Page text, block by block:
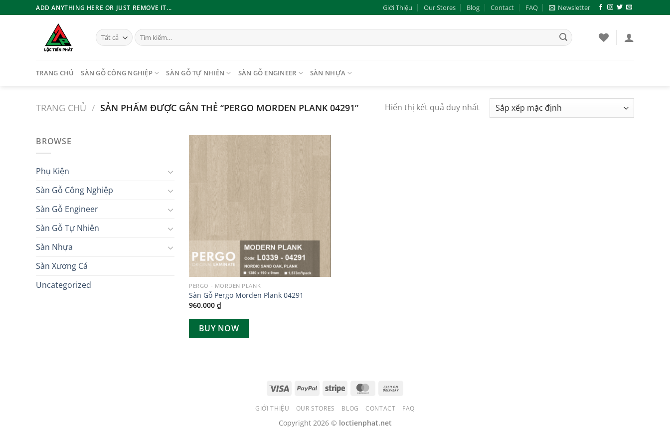
qua
ADD ANYTHING HERE OR JUST REMOVE IT... Giới Thiệu Our Stores Blog Contact FAQ Newsletter
Tìm
kiếm:
TRANG CHỦ SÀN GỖ CÔNG NGHIỆP SÀN GỖ TỰ NHIÊN SÀN GỖ ENGINEER SÀN NHỰA
TRANG CHỦ / SẢN PHẨM ĐƯỢC GẮN THẺ “PERGO MORDEN PLANK 04291” Hiển thị kết quả duy nhất
BROWSE
Phụ Kiện
Sàn Gỗ Công Nghiệp
Sàn Gỗ Engineer
Sàn Gỗ Tự Nhiên
Sàn Nhựa
Sàn Xương Cá
Uncategorized
wishlist
PERGO - MORDEN PLANK
Sàn Gỗ Pergo Morden Plank 04291
960.000₫
BUY NOW
GIỚI THIỆU OUR STORES BLOG CONTACT FAQ
Copyright 2026 © loctienphat.net